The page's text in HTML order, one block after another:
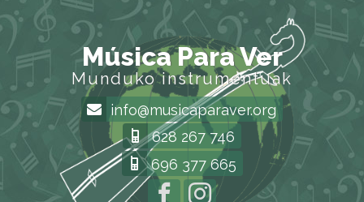
Música Para Ver
Munduko instrumentuak
info@musicaparaver.org
628 267 746
696 377 665